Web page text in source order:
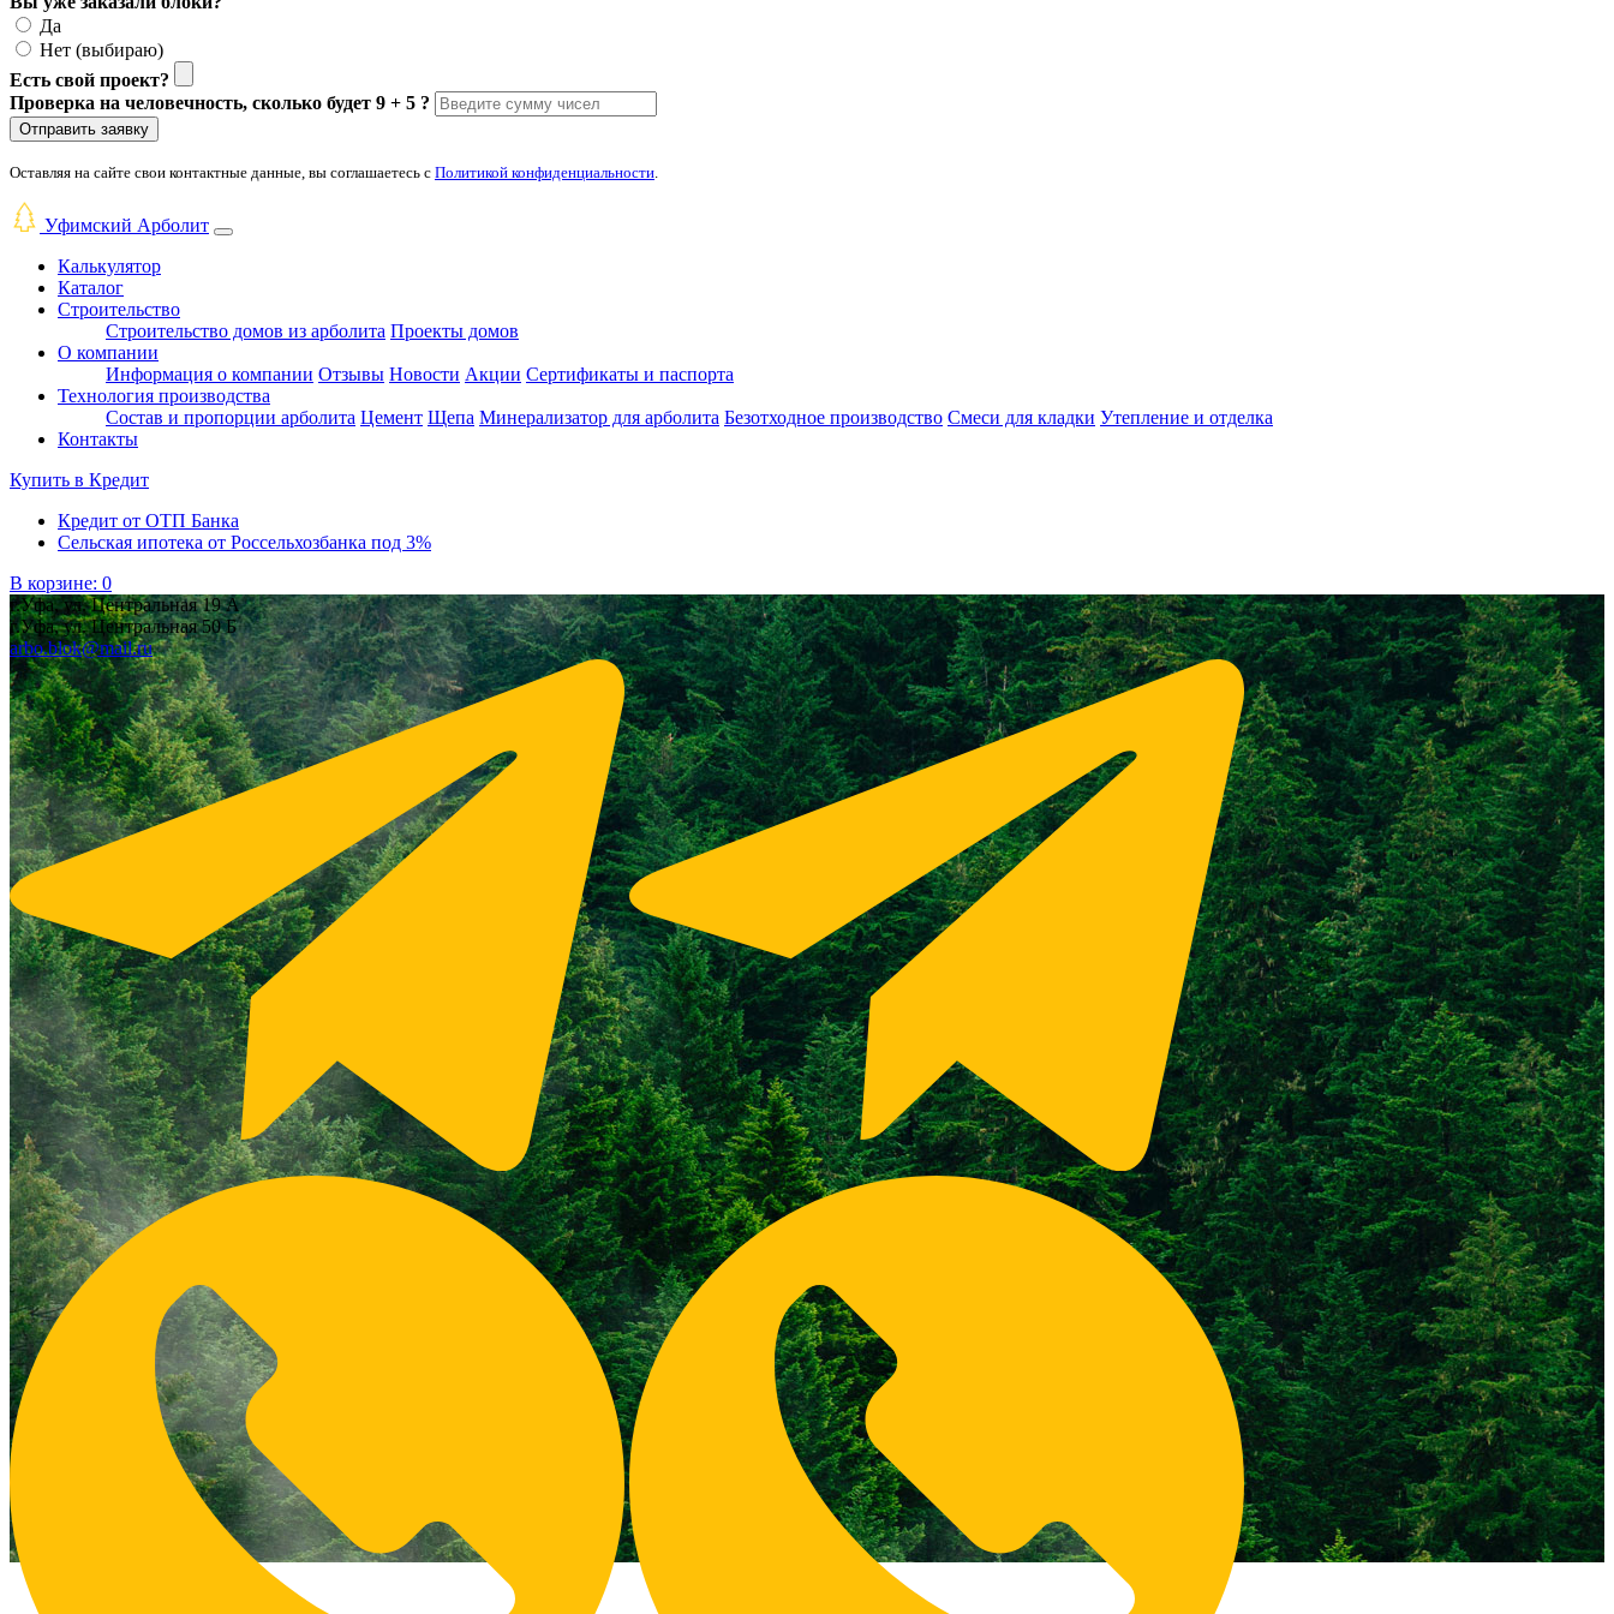
Да
Нет (выбираю)
Есть свой проект?
Проверка на человечность, сколько будет 9 + 5 ?
Отправить заявку
Оставляя на сайте свои контактные данные, вы соглашаетесь с Политикой конфиденциальности
Уфимский Арболит
Калькулятор
Каталог
Строительство
Строительство домов из арболита Проекты домов
О компании
Информация о компании Отзывы Новости Акции Сертификаты и паспорта
Технология производства
Состав и пропорции арболита Цемент Щепа Минерализатор для арболита Безотходное производство Смеси для кладки Утепление и отделка
Контакты
Купить в Кредит
Кредит от ОТП Банка
Сельская ипотека от Россельхозбанка под 3%
В корзине: 0
г.Уфа, ул. Центральная 19 А
г.Уфа, ул. Центральная 50 Б
arbo.blok@mail.ru